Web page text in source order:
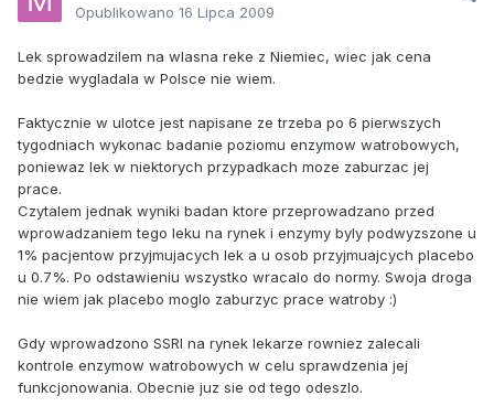
Opublikowano 16 Lipca 2009
Lek sprowadzilem na wlasna reke z Niemiec, wiec jak cena
bedzie wygladala w Polsce nie wiem.
Faktycznie w ulotce jest napisane ze trzeba po 6 pierwszych
tygodniach wykonac badanie poziomu enzymow watrobowych,
poniewaz lek w niektorych przypadkach moze zaburzac jej
prace.
Czytalem jednak wyniki badan ktore przeprowadzano przed
wprowadzaniem tego leku na rynek i enzymy byly podwyzszone u
1% pacjentow przyjmujacych lek a u osob przyjmuajcych placebo
u 0.7%. Po odstawieniu wszystko wracalo do normy. Swoja droga
nie wiem jak placebo moglo zaburzyc prace watroby :)
Gdy wprowadzono SSRI na rynek lekarze rowniez zalecali
kontrole enzymow watrobowych w celu sprawdzenia jej
funkcjonowania. Obecnie juz sie od tego odeszlo.